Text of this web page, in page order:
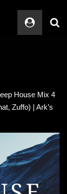
House Mix 4
Zuffo) | Ark’s